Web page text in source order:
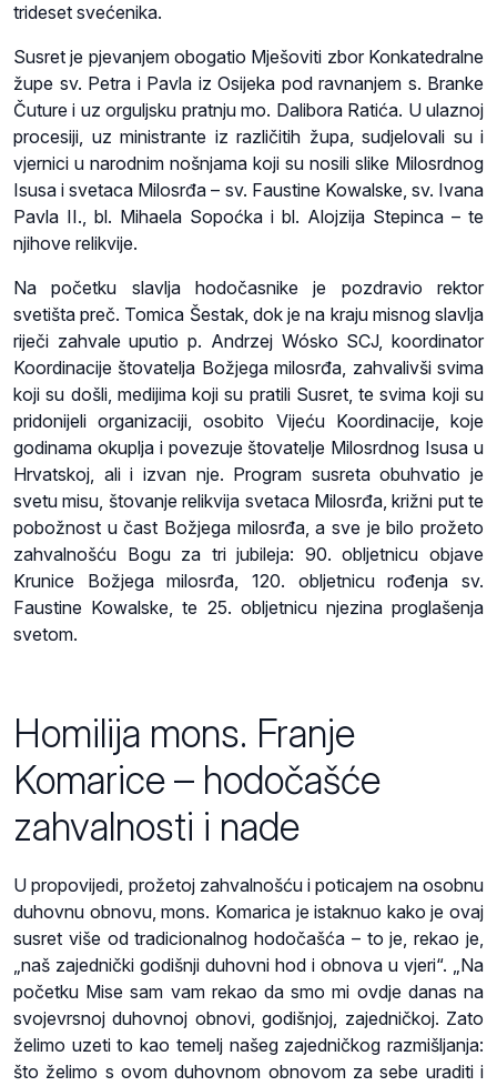
trideset svećenika.
Susret je pjevanjem obogatio Mješoviti zbor Konkatedralne
župe sv. Petra i Pavla iz Osijeka pod ravnanjem s. Branke
Čuture i uz orguljsku pratnju mo. Dalibora Ratića. U ulaznoj
procesiji, uz ministrante iz različitih župa, sudjelovali su i
vjernici u narodnim nošnjama koji su nosili slike Milosrdnog
Isusa i svetaca Milosrđa – sv. Faustine Kowalske, sv. Ivana
Pavla II., bl. Mihaela Sopoćka i bl. Alojzija Stepinca – te
njihove relikvije.
Na početku slavlja hodočasnike je pozdravio rektor
svetišta preč. Tomica Šestak, dok je na kraju misnog slavlja
riječi zahvale uputio p. Andrzej Wósko SCJ, koordinator
Koordinacije štovatelja Božjega milosrđa, zahvalivši svima
koji su došli, medijima koji su pratili Susret, te svima koji su
pridonijeli organizaciji, osobito Vijeću Koordinacije, koje
godinama okuplja i povezuje štovatelje Milosrdnog Isusa u
Hrvatskoj, ali i izvan nje. Program susreta obuhvatio je
svetu misu, štovanje relikvija svetaca Milosrđa, križni put te
pobožnost u čast Božjega milosrđa, a sve je bilo prožeto
zahvalnošću Bogu za tri jubileja: 90. obljetnicu objave
Krunice Božjega milosrđa, 120. obljetnicu rođenja sv.
Faustine Kowalske, te 25. obljetnicu njezina proglašenja
svetom.
Homilija mons. Franje
Komarice – hodočašće
zahvalnosti i nade
U propovijedi, prožetoj zahvalnošću i poticajem na osobnu
duhovnu obnovu, mons. Komarica je istaknuo kako je ovaj
susret više od tradicionalnog hodočašća – to je, rekao je,
„naš zajednički godišnji duhovni hod i obnova u vjeri“. „Na
početku Mise sam vam rekao da smo mi ovdje danas na
svojevrsnoj duhovnoj obnovi, godišnjoj, zajedničkoj. Zato
želimo uzeti to kao temelj našeg zajedničkog razmišljanja:
što želimo s ovom duhovnom obnovom za sebe uraditi i